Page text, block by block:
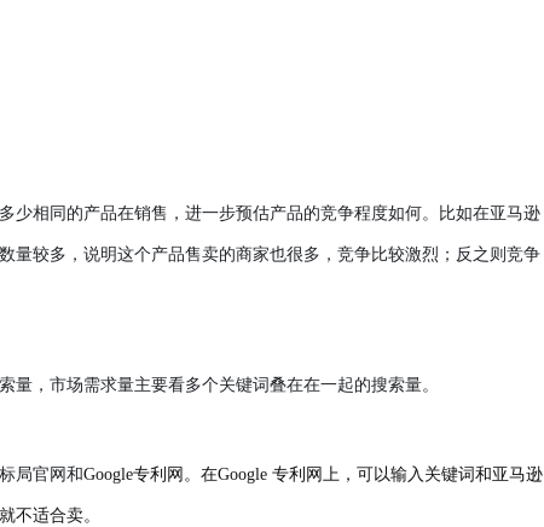
少相同的产品在销售，进一步预估产品的竞争程度如何。比如在亚马逊
量较多，说明这个产品售卖的商家也很多，竞争比较激烈；反之则竞争
，市场需求量主要看多个关键词叠在在一起的搜索量。
局官网和Google专利网。在Google 专利网上，可以输入关键词和亚马逊
不适合卖。